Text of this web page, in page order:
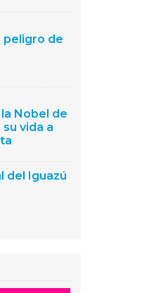
peligro de
Nobel de
vida a
del Iguazú